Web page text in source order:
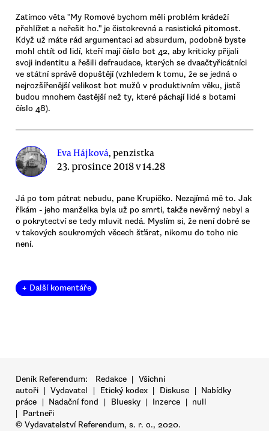
Zatímco věta "My Romové bychom měli problém krádeží
přehlížet a neřešit ho." je čistokrevná a rasistická pitomost.
Když už máte rád argumentaci ad absurdum, podobně byste
mohl chtít od lidí, kteří mají číslo bot 42, aby kriticky přijali
svoji indentitu a řešili defraudace, kterých se dvaačtyřicátníci
ve státní správě dopuštějí (vzhledem k tomu, že se jedná o
nejrozšířenější velikost bot mužů v produktivním věku, jistě
budou mnohem častější než ty, které páchají lidé s botami
číslo 48).
Eva Hájková, penzistka
23. prosince 2018 v 14.28
Já po tom pátrat nebudu, pane Krupičko. Nezajímá mě to. Jak
říkám - jeho manželka byla už po smrti, takže nevěrný nebyl a
o pokrytectví se tedy mluvit nedá. Myslím si, že není dobré se
v takových soukromých věcech šťárat, nikomu do toho nic
není.
+ Další komentáře
Deník Referendum: Redakce | Všichni
autoři | Vydavatel | Etický kodex | Diskuse | Nabídky
práce | Nadační fond | Bluesky | Inzerce | null
|
Partneři
© Vydavatelství Referendum, s. r. o., 2020.